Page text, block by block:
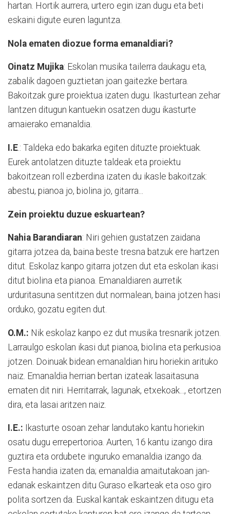
hartan. Hortik aurrera, urtero egin izan dugu eta beti
eskaini digute euren laguntza.
Nola ematen diozue forma emanaldiari?
Oinatz Mujika: Eskolan musika tailerra daukagu eta,
zabalik dagoen guztietan joan gaitezke bertara.
Bakoitzak gure proiektua izaten dugu. Ikasturtean zehar
lantzen ditugun kantuekin osatzen dugu ikasturte
amaierako emanaldia.
I.E .: Taldeka edo bakarka egiten dituzte proiektuak.
Eurek antolatzen dituzte taldeak eta proiektu
bakoitzean roll ezberdina izaten du ikasle bakoitzak:
abestu, pianoa jo, biolina jo, gitarra...
Zein proiektu duzue eskuartean?
Nahia Barandiaran: Niri gehien gustatzen zaidana
gitarra jotzea da, baina beste tresna batzuk ere hartzen
ditut. Eskolaz kanpo gitarra jotzen dut eta eskolan ikasi
ditut biolina eta pianoa. Emanaldiaren aurretik
urduritasuna sentitzen dut normalean, baina jotzen hasi
orduko, gozatu egiten dut.
O.M.: Nik eskolaz kanpo ez dut musika tresnarik jotzen.
Larraulgo eskolan ikasi dut pianoa, biolina eta perkusioa
jotzen. Doinuak bidean emanaldian hiru horiekin arituko
naiz. Emanaldia herrian bertan izateak lasaitasuna
ematen dit niri. Herritarrak, lagunak, etxekoak..., etortzen
dira, eta lasai aritzen naiz.
I.E.: Ikasturte osoan zehar landutako kantu horiekin
osatu dugu errepertorioa. Aurten, 16 kantu izango dira
guztira eta ordubete inguruko emanaldia izango da.
Festa handia izaten da; emanaldia amaitutakoan jan-
edanak eskaintzen ditu Guraso elkarteak eta oso giro
polita sortzen da. Euskal kantak eskaintzen ditugu eta